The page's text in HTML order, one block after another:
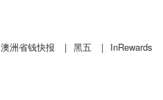
澳洲省钱快报 | 黑五 | InRewards